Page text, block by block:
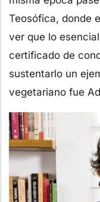
Teosófica, donde
ver que lo
certificado de
sustentarlo un
vegetariano fue